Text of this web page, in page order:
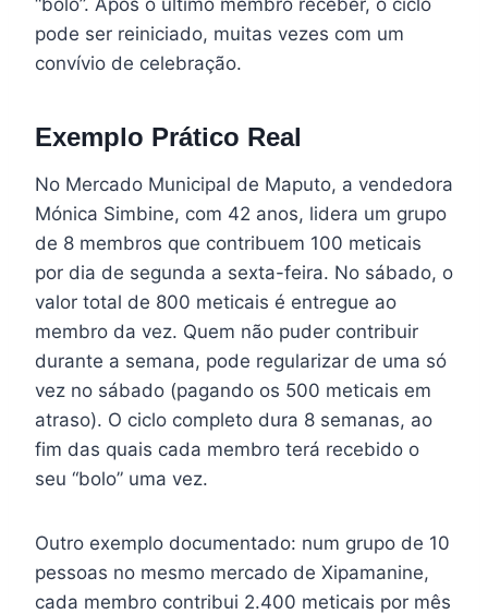
pode ser reiniciado, muitas vezes com um
convívio de celebração.
Exemplo Prático Real
No Mercado Municipal de Maputo, a vendedora
Mónica Simbine, com 42 anos, lidera um grupo
de 8 membros que contribuem 100 meticais
por dia de segunda a sexta-feira. No sábado, o
valor total de 800 meticais é entregue ao
membro da vez. Quem não puder contribuir
durante a semana, pode regularizar de uma só
vez no sábado (pagando os 500 meticais em
atraso). O ciclo completo dura 8 semanas, ao
fim das quais cada membro terá recebido o
seu “bolo” uma vez.
Outro exemplo documentado: num grupo de 10
pessoas no mesmo mercado de Xipamanine,
cada membro contribui 2.400 meticais por mês